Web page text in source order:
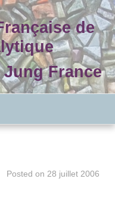
de
France
Posted on 28 juillet 2006